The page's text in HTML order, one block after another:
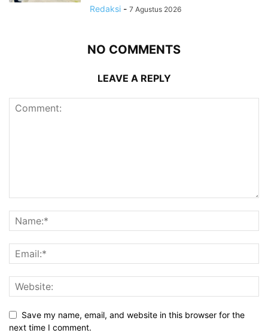
Redaksi - 7 Agustus 2026
NO COMMENTS
LEAVE A REPLY
Save my name, email, and website in this browser for the
next time I comment.